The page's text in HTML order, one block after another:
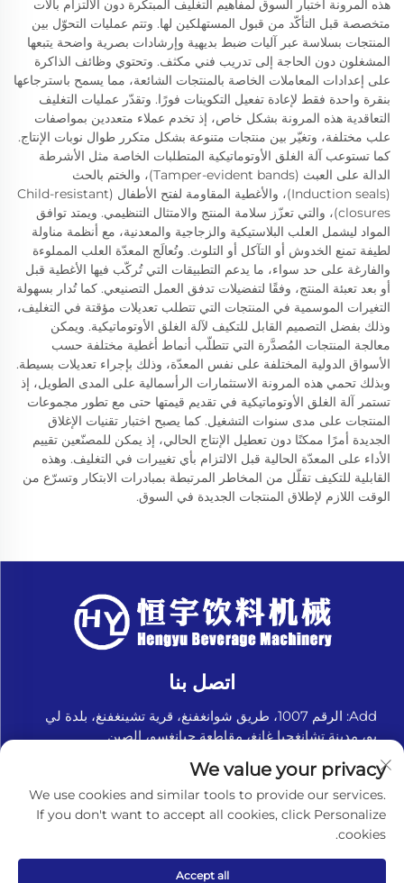
هذه المرونة اختبار السوق لمفاهيم التغليف المبتكرة دون الالتزام بآلات
متخصصة قبل التأكّد من قبول المستهلكين لها. وتتم عمليات التحوّل بين
المنتجات بسلاسة عبر آليات ضبط بديهية وإرشادات بصرية واضحة يتبعها
المشغلون دون الحاجة إلى تدريب فني مكثف. وتحتوي وظائف الذاكرة
على إعدادات المعاملات الخاصة بالمنتجات الشائعة، مما يسمح باسترجاعها
بنقرة واحدة فقط لإعادة تفعيل التكوينات فورًا. وتقدّر عمليات التغليف
التعاقدية هذه المرونة بشكل خاص، إذ تخدم عملاء متعددين بمواصفات
علب مختلفة، وتغيّر بين منتجات متنوعة بشكل متكرر طوال نوبات الإنتاج.
كما تستوعب آلة الغلق الأوتوماتيكية المتطلبات الخاصة مثل الأشرطة
الدالة على العبث (Tamper-evident bands)، والختم بالحث
(Induction seals)، والأغطية المقاومة لفتح الأطفال (Child-resistant
closures)، والتي تعزّز سلامة المنتج والامتثال التنظيمي. ويمتد توافق
المواد ليشمل العلب البلاستيكية والزجاجية والمعدنية، مع أنظمة مناولة
لطيفة تمنع الخدوش أو التآكل أو التلوث. وتُعالَج المعدّة العلب المملوءة
والفارغة على حد سواء، ما يدعم التطبيقات التي تُركّب فيها الأغطية قبل
أو بعد تعبئة المنتج، وفقًا لتفضيلات تدفق العمل التصنيعي. كما تُدار بسهولة
التغيرات الموسمية في المنتجات التي تتطلب تعديلات مؤقتة في التغليف،
وذلك بفضل التصميم القابل للتكيف لآلة الغلق الأوتوماتيكية. ويمكن
معالجة المنتجات المُصدَّرة التي تتطلّب أنماط أغطية مختلفة حسب
الأسواق الدولية المختلفة على نفس المعدّة، وذلك بإجراء تعديلات بسيطة.
وبذلك تحمي هذه المرونة الاستثمارات الرأسمالية على المدى الطويل، إذ
تستمر آلة الغلق الأوتوماتيكية في تقديم قيمتها حتى مع تطور مجموعات
المنتجات على مدى سنوات التشغيل. كما يصبح اختبار تقنيات الإغلاق
الجديدة أمرًا ممكنًا دون تعطيل الإنتاج الحالي، إذ يمكن للمصنّعين تقييم
الأداء على المعدّة الحالية قبل الالتزام بأي تغييرات في التغليف. وهذه
القابلية للتكيف تقلّل من المخاطر المرتبطة بمبادرات الابتكار وتسرّع من
الوقت اللازم لإطلاق المنتجات الجديدة في السوق.
اتصل بنا
Add: الرقم 1007، طريق شوانغفنغ، قرية تشينغفنغ، بلدة لي
يو، مدينة تشانغجيا غانغ، مقاطعة جيانغسو، الصين
هاتف:+8618151580069
البريد الإلكتروني: [email protected]
المحدودة. جميع الحقوق محفوظة. -
We value your privacy
We use cookies and similar tools to provide our services.
If you don't want to accept all cookies, click Personalize
cookies.
Accept all